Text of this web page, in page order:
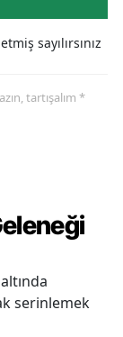
sayılırsınız
tartışalım *
serinlemek